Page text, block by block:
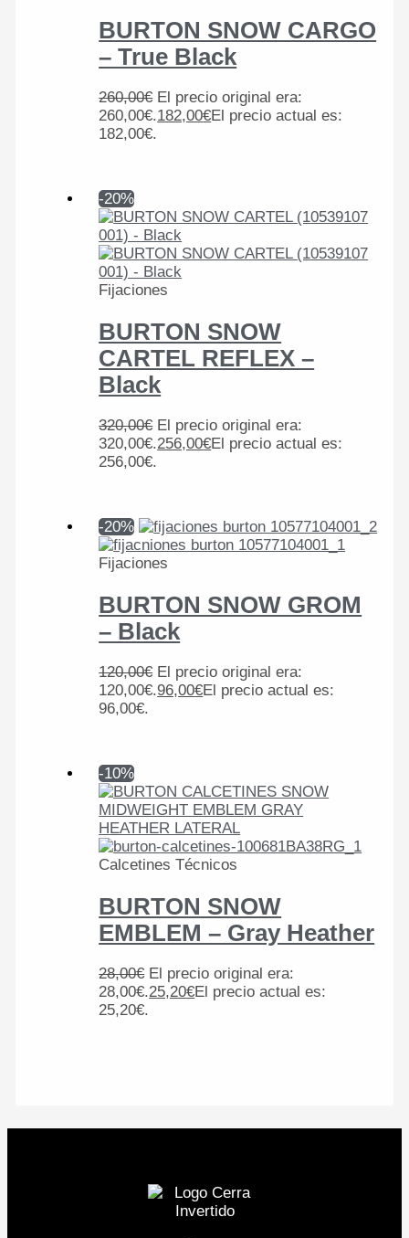
BURTON SNOW CARGO
– True Black
260,00€ El precio original era:
260,00€.182,00€El precio actual es:
182,00€.
-20%
Fijaciones
BURTON SNOW
CARTEL REFLEX –
Black
320,00€ El precio original era:
320,00€.256,00€El precio actual es:
256,00€.
-20%
Fijaciones
BURTON SNOW GROM
– Black
120,00€ El precio original era:
120,00€.96,00€El precio actual es:
96,00€.
-10%
Calcetines Técnicos
BURTON SNOW
EMBLEM – Gray Heather
28,00€ El precio original era:
28,00€.25,20€El precio actual es:
25,20€.